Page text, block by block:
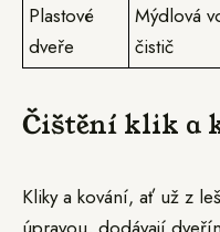
Plastové
dveře
Mýdlová
čistič
Čištění klik a
Kliky a kování, ať už z